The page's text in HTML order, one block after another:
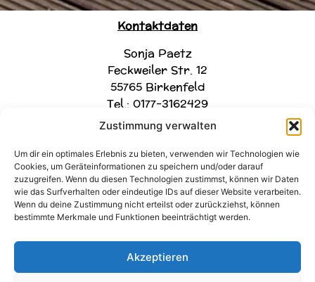
Zustimmung verwalten
Um dir ein optimales Erlebnis zu bieten, verwenden wir Technologien wie
Cookies, um Geräteinformationen zu speichern und/oder darauf
zuzugreifen. Wenn du diesen Technologien zustimmst, können wir Daten
wie das Surfverhalten oder eindeutige IDs auf dieser Website verarbeiten.
Wenn du deine Zustimmung nicht erteilst oder zurückziehst, können
bestimmte Merkmale und Funktionen beeinträchtigt werden.
Akzeptieren
Kontaktdaten
Sonja Paetz
Feckweiler Str. 12
55765 Birkenfeld
Tel.: 0177-3162429
Rechtliches